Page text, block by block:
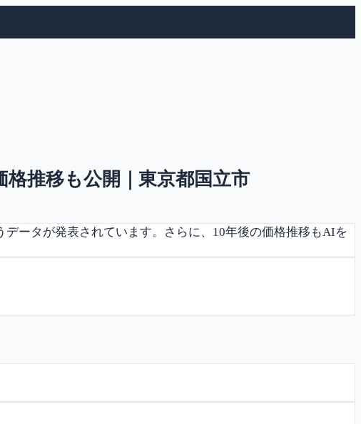
格推移も公開｜東京都国立市
ータが発表されています。さらに、10年後の価格推移もAIを